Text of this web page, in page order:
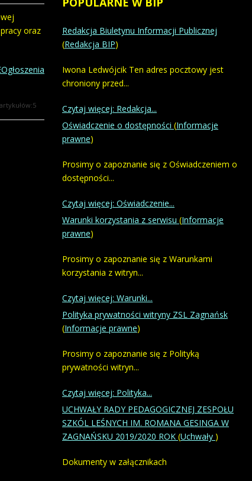
oraz
Redakcja Biuletynu Informacji Publicznej
(Redakcja BIP)
Iwona Ledwójcik Ten adres pocztowy jest
chroniony przed...
Czytaj więcej: Redakcja...
Oświadczenie o dostępności (Informacje
prawne)
Prosimy o zapoznanie się z Oświadczeniem o
dostępności...
Czytaj więcej: Oświadczenie...
Warunki korzystania z serwisu (Informacje
prawne)
Prosimy o zapoznanie się z Warunkami
korzystania z witryn...
Czytaj więcej: Warunki...
Polityka prywatności witryny ZSL Zagnańsk
(Informacje prawne)
Prosimy o zapoznanie się z Polityką
prywatności witryn...
Czytaj więcej: Polityka...
UCHWAŁY RADY PEDAGOGICZNEJ ZESPOŁU
SZKÓL LEŚNYCH IM. ROMANA GESINGA W
ZAGNAŃSKU 2019/2020 ROK (Uchwały )
Dokumenty w załącznikach